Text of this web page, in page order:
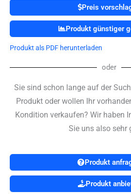
Preis
Produkt günstiger
Produkt als PDF herunterladen
oder
Sie sind schon lange auf der
Produkt oder wollen Ihr
Kondition verkaufen? Wir haben
Sie uns also sehr
Produkt
Produkt